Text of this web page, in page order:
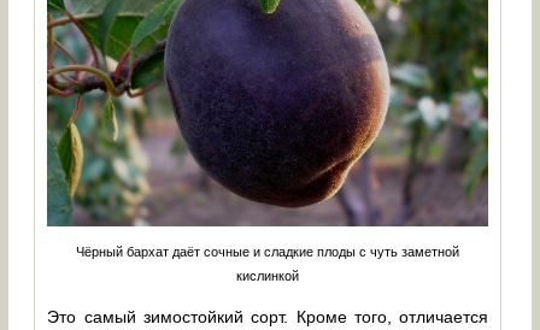
Чёрный бархат даёт сочные и сладкие плоды с чуть заметной
кислинкой
Это самый зимостойкий сорт. Кроме того, отличается